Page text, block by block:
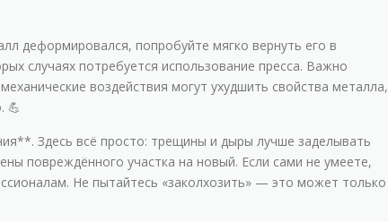
деформировался, попробуйте мягко вернуть его в
случаях потребуется использование пресса. Важно
воздействия могут ухудшить свойства металла,
💪
Здесь всё просто: трещины и дыры лучше заделывать
повреждённого участка на новый. Если сами не умеете,
Не пытайтесь «заколхозить» — это может только